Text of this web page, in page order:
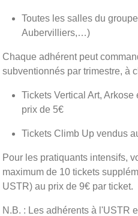
Toutes les salles du
Aubervilliers,…)
Chaque adhérent peut
subventionnés par trimestre, à
Tickets Vertical Art,
prix de 5€
Tickets Climb Up vendus
Pour les pratiquants intensifs,
maximum de 10 tickets
USTR) au prix de 9€ par ticket.
N.B. : Les adhérents à l'USTR